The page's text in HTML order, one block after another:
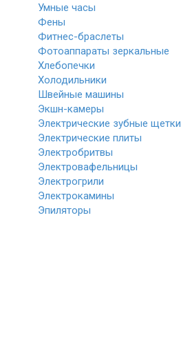
Умные часы
Фены
Фитнес-браслеты
Фотоаппараты зеркальные
Хлебопечки
Холодильники
Швейные машины
Экшн-камеры
Электрические зубные щетки
Электрические плиты
Электробритвы
Электровафельницы
Электрогрили
Электрокамины
Эпиляторы